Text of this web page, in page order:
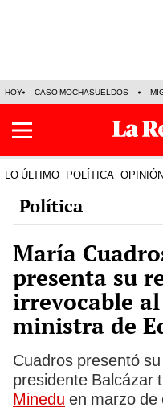
HOY CASO MOCHASUELDOS
LO ÚLTIMO POLÍTICA OPINIÓN
Política
María
presenta su
irrevocable
ministra de
Cuadros presentó
presidente Balcázar
Minedu en marzo de